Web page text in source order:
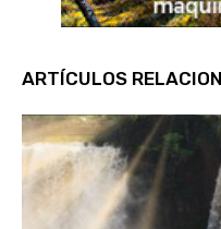
ARTÍCULOS